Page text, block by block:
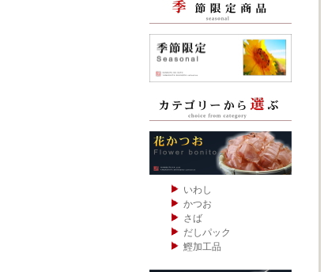
いわし
かつお
さば
だしパック
鰹加工品